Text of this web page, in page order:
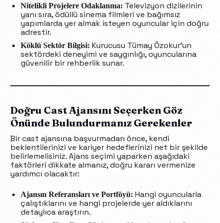
Nitelikli Projelere Odaklanma: Televizyon dizilerinin
yanı sıra, ödüllü sinema filmleri ve bağımsız
yapımlarda yer almak isteyen oyuncular için doğru
adrestir.
Köklü Sektör Bilgisi: Kurucusu Tümay Özokur’un
sektördeki deneyimi ve saygınlığı, oyuncularına
güvenilir bir rehberlik sunar.
Doğru Cast Ajansını Seçerken Göz
Önünde Bulundurmanız Gerekenler
Bir cast ajansına başvurmadan önce, kendi
beklentilerinizi ve kariyer hedeflerinizi net bir şekilde
belirlemelisiniz. Ajans seçimi yaparken aşağıdaki
faktörleri dikkate almanız, doğru kararı vermenize
yardımcı olacaktır:
Ajansın Referansları ve Portföyü: Hangi oyuncularla
çalıştıklarını ve hangi projelerde yer aldıklarını
detaylıca araştırın.